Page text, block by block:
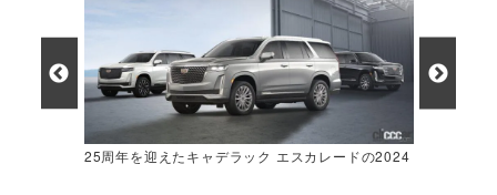
25周年を迎えたキャデラック エスカレードの2024